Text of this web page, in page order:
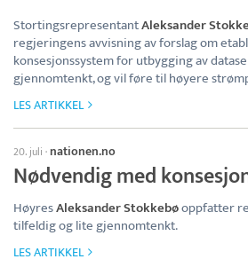
StortingsrepresentantAleksander
regjeringens avvisning av forslag om
konsesjonssystem for utbygging av
gjennomtenkt, og vil føre til høyere
LES ARTIKKEL
20. juli · nationen.no
Nødvendig med
HøyresAleksander Stokkebøoppfatter
tilfeldig og lite gjennomtenkt.
LES ARTIKKEL